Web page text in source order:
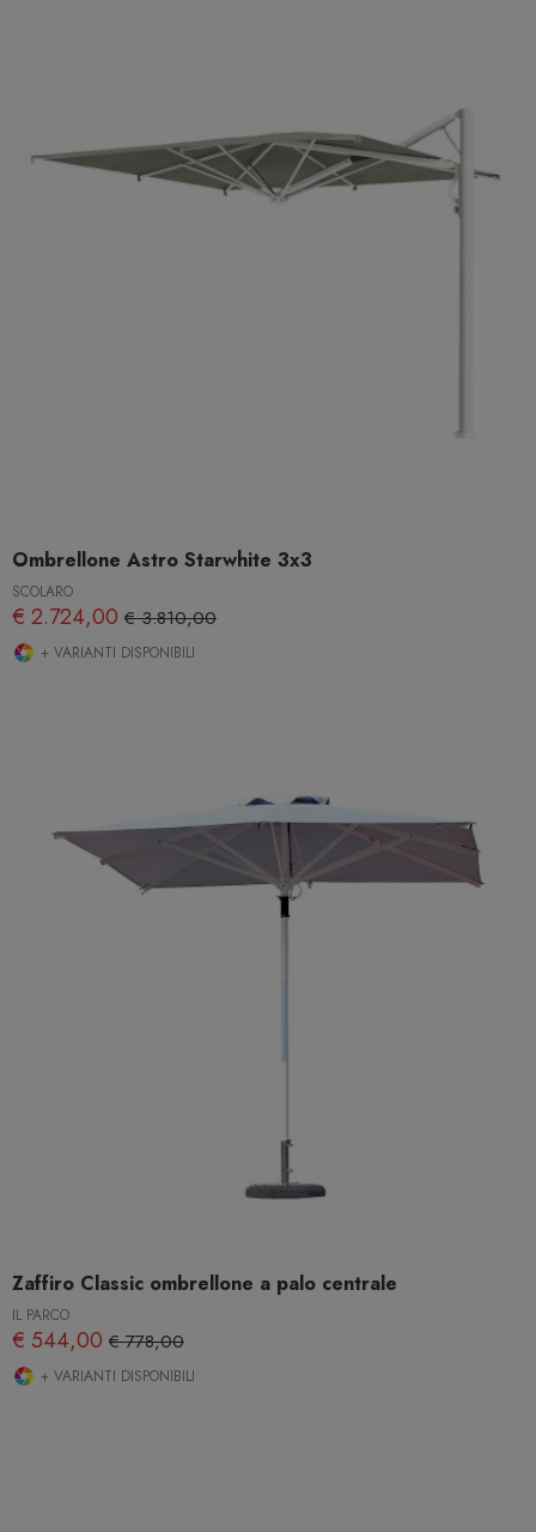
Ombrellone Astro Starwhite 3x3
SCOLARO
€ 2.724,00 € 3.810,00
+ VARIANTI DISPONIBILI
Zaffiro Classic ombrellone a palo centrale
IL PARCO
€ 544,00 € 778,00
+ VARIANTI DISPONIBILI